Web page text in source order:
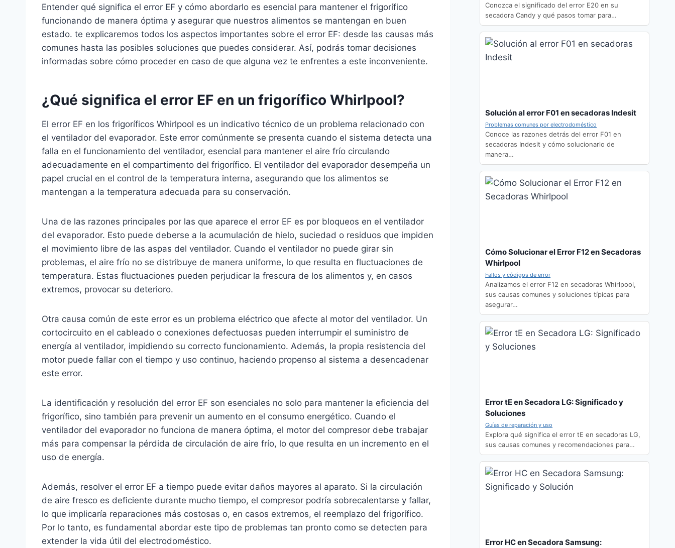
Entender qué significa el error EF y cómo abordarlo es esencial para mantener el frigorífico
funcionando de manera óptima y asegurar que nuestros alimentos se mantengan en buen
estado. te explicaremos todos los aspectos importantes sobre el error EF: desde las causas más
comunes hasta las posibles soluciones que puedes considerar. Así, podrás tomar decisiones
informadas sobre cómo proceder en caso de que alguna vez te enfrentes a este inconveniente.
¿Qué significa el error EF en un frigorífico Whirlpool?
El error EF en los frigoríficos Whirlpool es un indicativo técnico de un problema relacionado con
el ventilador del evaporador. Este error comúnmente se presenta cuando el sistema detecta una
falla en el funcionamiento del ventilador, esencial para mantener el aire frío circulando
adecuadamente en el compartimento del frigorífico. El ventilador del evaporador desempeña un
papel crucial en el control de la temperatura interna, asegurando que los alimentos se
mantengan a la temperatura adecuada para su conservación.
Una de las razones principales por las que aparece el error EF es por bloqueos en el ventilador
del evaporador. Esto puede deberse a la acumulación de hielo, suciedad o residuos que impiden
el movimiento libre de las aspas del ventilador. Cuando el ventilador no puede girar sin
problemas, el aire frío no se distribuye de manera uniforme, lo que resulta en fluctuaciones de
temperatura. Estas fluctuaciones pueden perjudicar la frescura de los alimentos y, en casos
extremos, provocar su deterioro.
Otra causa común de este error es un problema eléctrico que afecte al motor del ventilador. Un
cortocircuito en el cableado o conexiones defectuosas pueden interrumpir el suministro de
energía al ventilador, impidiendo su correcto funcionamiento. Además, la propia resistencia del
motor puede fallar con el tiempo y uso continuo, haciendo propenso al sistema a desencadenar
este error.
La identificación y resolución del error EF son esenciales no solo para mantener la eficiencia del
frigorífico, sino también para prevenir un aumento en el consumo energético. Cuando el
ventilador del evaporador no funciona de manera óptima, el motor del compresor debe trabajar
más para compensar la pérdida de circulación de aire frío, lo que resulta en un incremento en el
uso de energía.
Además, resolver el error EF a tiempo puede evitar daños mayores al aparato. Si la circulación
de aire fresco es deficiente durante mucho tiempo, el compresor podría sobrecalentarse y fallar,
lo que implicaría reparaciones más costosas o, en casos extremos, el reemplazo del frigorífico.
Por lo tanto, es fundamental abordar este tipo de problemas tan pronto como se detecten para
extender la vida útil del electrodoméstico.
Conozca el significado del error E20 en su
secadora Candy y qué pasos tomar para…
Solución al error F01 en secadoras Indesit
Problemas comunes por electrodoméstico
Conoce las razones detrás del error F01 en
secadoras Indesit y cómo solucionarlo de
manera…
Cómo Solucionar el Error F12 en Secadoras
Whirlpool
Fallos y códigos de error
Analizamos el error F12 en secadoras Whirlpool,
sus causas comunes y soluciones típicas para
asegurar…
Error tE en Secadora LG: Significado y
Soluciones
Guías de reparación y uso
Explora qué significa el error tE en secadoras LG,
sus causas comunes y recomendaciones para…
Error HC en Secadora Samsung: